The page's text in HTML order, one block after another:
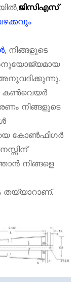
ജിസിഎസ്
, നിങ്ങളുടെ
അനുയോജ്യമായ
കൺവെയർ
നിങ്ങളുടെ
കോൺഫിഗർ
നിങ്ങളെ